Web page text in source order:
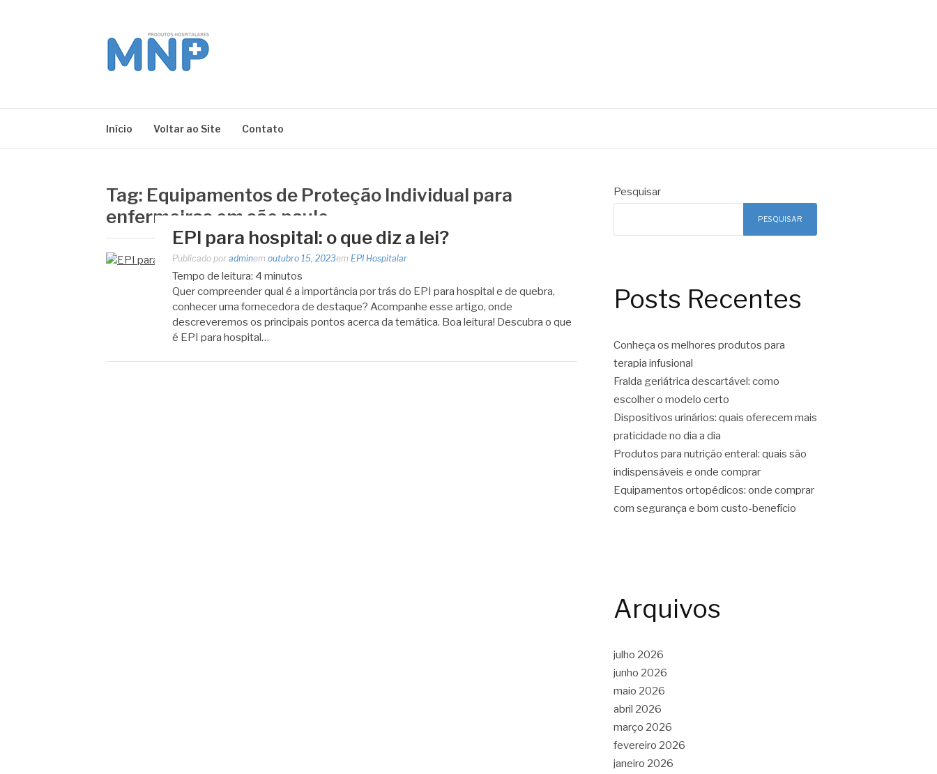
Início Voltar ao Site Contato
Tag: Equipamentos de Proteção Individual para
enfermeiras em são paulo
EPI para hospital: o que diz a lei?
Publicado por adminem outubro 15, 2023em EPI Hospitalar
Tempo de leitura: 4 minutos
Quer compreender qual é a importância por trás do EPI para hospital e de quebra,
conhecer uma fornecedora de destaque? Acompanhe esse artigo, onde
descreveremos os principais pontos acerca da temática. Boa leitura! Descubra o que
é EPI para hospital…
Pesquisar
PESQUISAR
Posts Recentes
Conheça os melhores produtos para
terapia infusional
Fralda geriátrica descartável: como
escolher o modelo certo
Dispositivos urinários: quais oferecem mais
praticidade no dia a dia
Produtos para nutrição enteral: quais são
indispensáveis e onde comprar
Equipamentos ortopédicos: onde comprar
com segurança e bom custo-benefício
Arquivos
julho 2026
junho 2026
maio 2026
abril 2026
março 2026
fevereiro 2026
janeiro 2026